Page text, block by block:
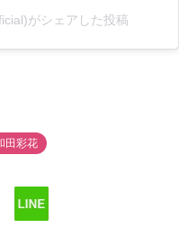
がシェアした投稿
田彩花